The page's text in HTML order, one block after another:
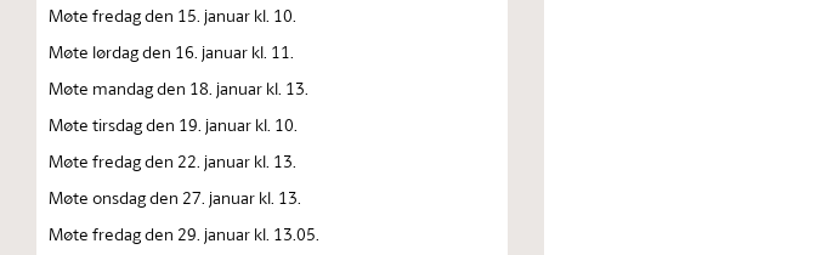
Møte fredag den 15. januar kl. 10.
Møte lørdag den 16. januar kl. 11.
Møte mandag den 18. januar kl. 13.
Møte tirsdag den 19. januar kl. 10.
Møte fredag den 22. januar kl. 13.
Møte onsdag den 27. januar kl. 13.
Møte fredag den 29. januar kl. 13.05.